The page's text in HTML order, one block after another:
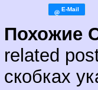
Похожие
related
скобках